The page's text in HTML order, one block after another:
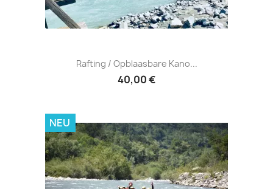
Rafting / Opblaasbare Kano...
40,00 €
NEU